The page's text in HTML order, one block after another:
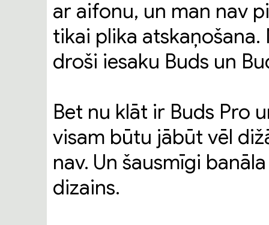
ar aifonu, un man nav
tikai plika
droši iesaku Buds un
Bet nu klāt ir Buds Pro
visam būtu jābūt vēl
nav. Un šausmīgi
dizains.